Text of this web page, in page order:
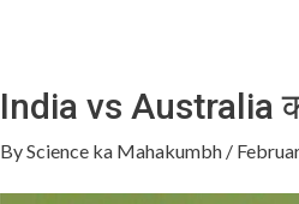
India vs Australia
ByScience ka Mahakumbh /